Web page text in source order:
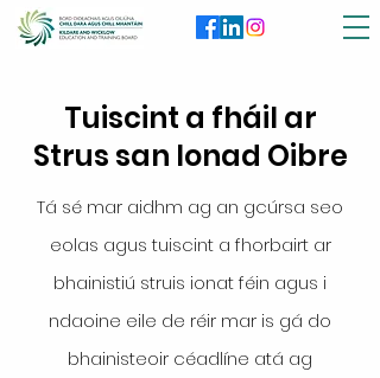
Tuiscint a fháil ar
Strus san Ionad Oibre
Tá sé mar aidhm ag an gcúrsa seo
eolas agus tuiscint a fhorbairt ar
bhainistiú struis ionat féin agus i
ndaoine eile de réir mar is gá do
bhainisteoir céadlíne atá ag